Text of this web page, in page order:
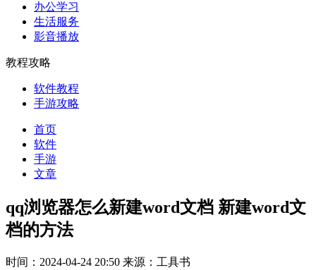
办公学习
生活服务
影音播放
教程攻略
软件教程
手游攻略
首页
软件
手游
文章
qq浏览器怎么新建word文档 新建word文
档的方法
时间：2024-04-24 20:50 来源：工具书